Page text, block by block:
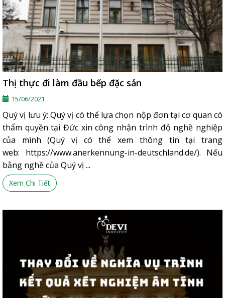
Thị thực đi làm đầu bếp đặc sản
15/06/2021
Quý vị lưu ý: Quý vị có thể lựa chọn nộp đơn tại cơ quan có
thẩm quyền tại Đức xin công nhận trình độ nghề nghiệp
của mình (Quý vị có thể xem thông tin tại trang
web: https://www.anerkennung-in-deutschland.de/). Nếu
bằng nghề của Quý vị ...
Xem Chi Tiết